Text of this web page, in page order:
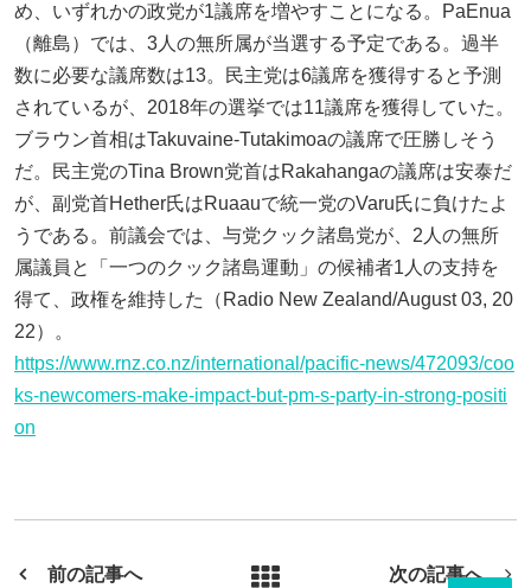
め、いずれかの政党が1議席を増やすことになる。PaEnua
（離島）では、3人の無所属が当選する予定である。過半
数に必要な議席数は13。民主党は6議席を獲得すると予測
されているが、2018年の選挙では11議席を獲得していた。
ブラウン首相はTakuvaine-Tutakimoaの議席で圧勝しそう
だ。民主党のTina Brown党首はRakahangaの議席は安泰だ
が、副党首Hether氏はRuaauで統一党のVaru氏に負けたよ
うである。前議会では、与党クック諸島党が、2人の無所
属議員と「一つのクック諸島運動」の候補者1人の支持を
得て、政権を維持した（Radio New Zealand/August 03, 20
22）。
https://www.rnz.co.nz/international/pacific-news/472093/coo
ks-newcomers-make-impact-but-pm-s-party-in-strong-positi
on
前の記事へ 次の記事へ